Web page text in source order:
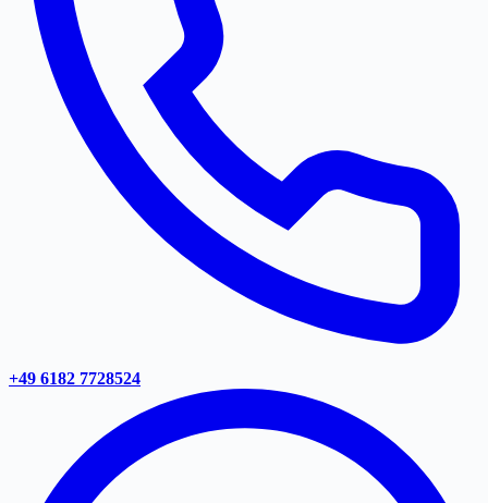
+49 6182 7728524